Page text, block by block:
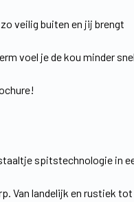
veilig buiten en jij brengt
voel je de kou minder
spitstechnologie in
Van landelijk en rustiek tot